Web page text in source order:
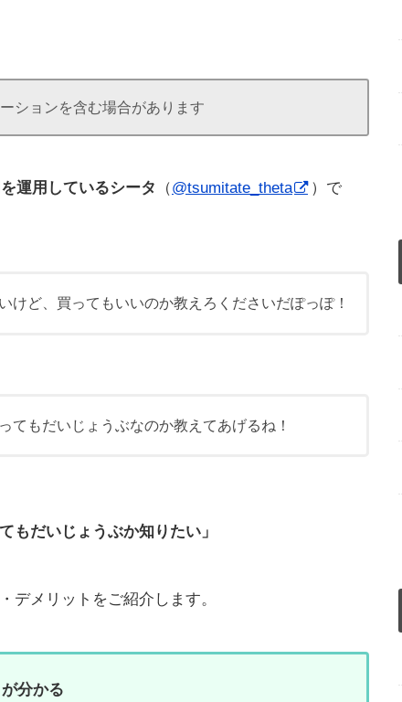
ションを含む場合があります
運用しているシータ （@tsumitate_theta
）で
けど、買ってもいいのか教えろくださいだぽっぽ！
てもだいじょうぶなのか教えてあげるね！
もだいじょうぶか知りたい」
デメリットをご紹介します。
分かる